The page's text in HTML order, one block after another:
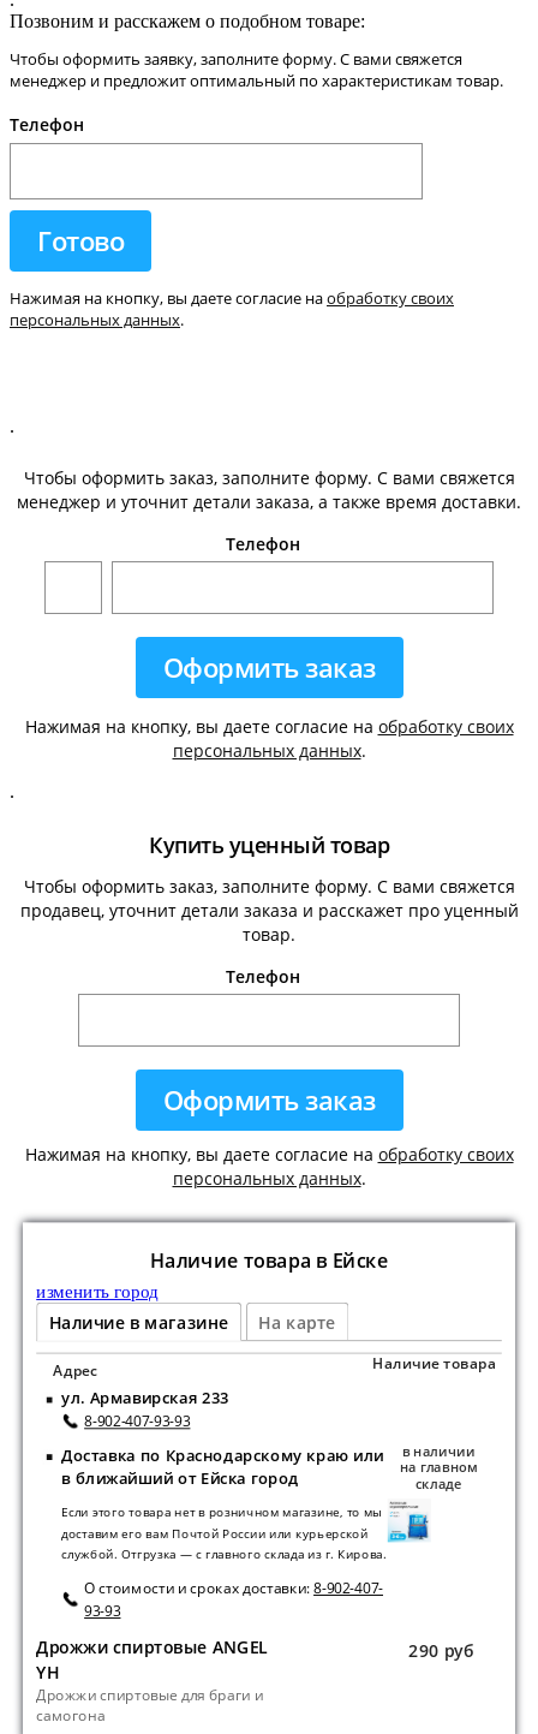
Позвоним и расскажем о подобном товаре:
Чтобы оформить заявку, заполните форму. С вами свяжется
менеджер и предложит оптимальный по характеристикам товар.
Телефон
Нажимая на кнопку, вы даете согласие наобработку своих
персональных данных.
.
Чтобы оформить заказ, заполните форму. С вами свяжется
менеджер и уточнит детали заказа, а также время доставки.
Телефон
Нажимая на кнопку, вы даете согласие на обработку своих
персональных данных.
.
Купить уценный товар
Чтобы оформить заказ, заполните форму. С вами свяжется
продавец, уточнит детали заказа и расскажет про уценный
товар.
Телефон
Нажимая на кнопку, вы даете согласие на обработку своих
персональных данных.
Наличие товара в Ейскe
изменить город
Наличие в магазине На карте
Адрес Наличие товара
ул. Армавирская 233
8-902-407-93-93
Доставка по Краснодарскому краю или
в ближайший от Ейска город
Если этого товара нет в розничном магазине, то мы
доставим его вам Почтой России или курьерской
службой. Отгрузка — с главного склада из г. Кирова.
О стоимости и сроках доставки:8-902-407-
93-93
в наличии
на главном
складе
Дрожжи спиртовые ANGEL
YH
Дрожжи спиртовые для браги и
самогона
290 руб